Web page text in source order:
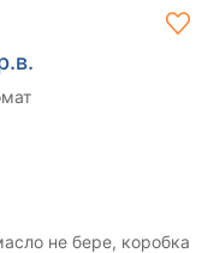
не бере, коробка